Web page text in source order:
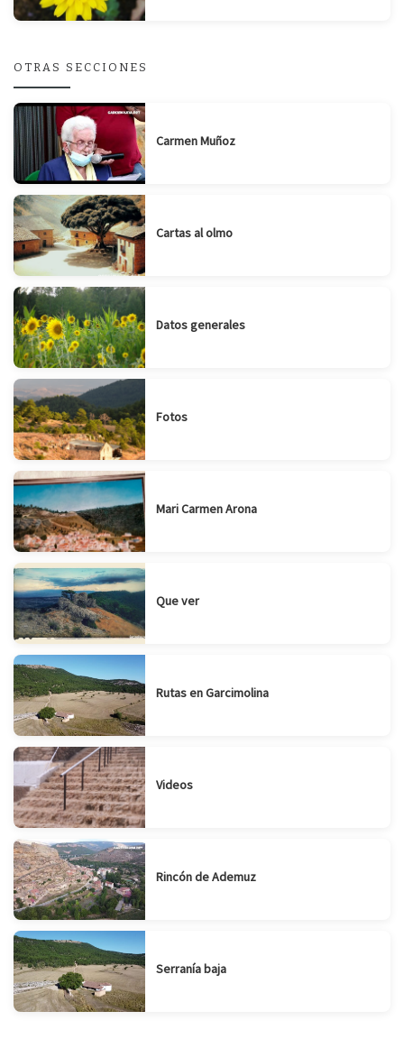
OTRAS SECCIONES
Carmen Muñoz
Cartas al olmo
Datos generales
Fotos
Mari Carmen Arona
Que ver
Rutas en Garcimolina
Videos
Rincón de Ademuz
Serranía baja